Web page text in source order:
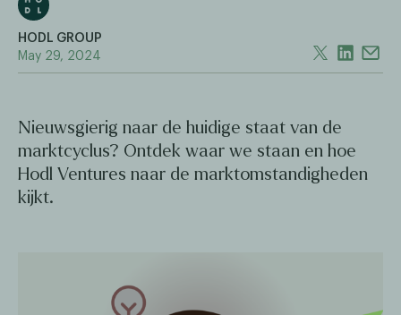
HODL GROUP
May 29, 2024
Nieuwsgierig naar de huidige staat van de
marktcyclus? Ontdek waar we staan en hoe
Hodl Ventures naar de marktomstandigheden
kijkt.